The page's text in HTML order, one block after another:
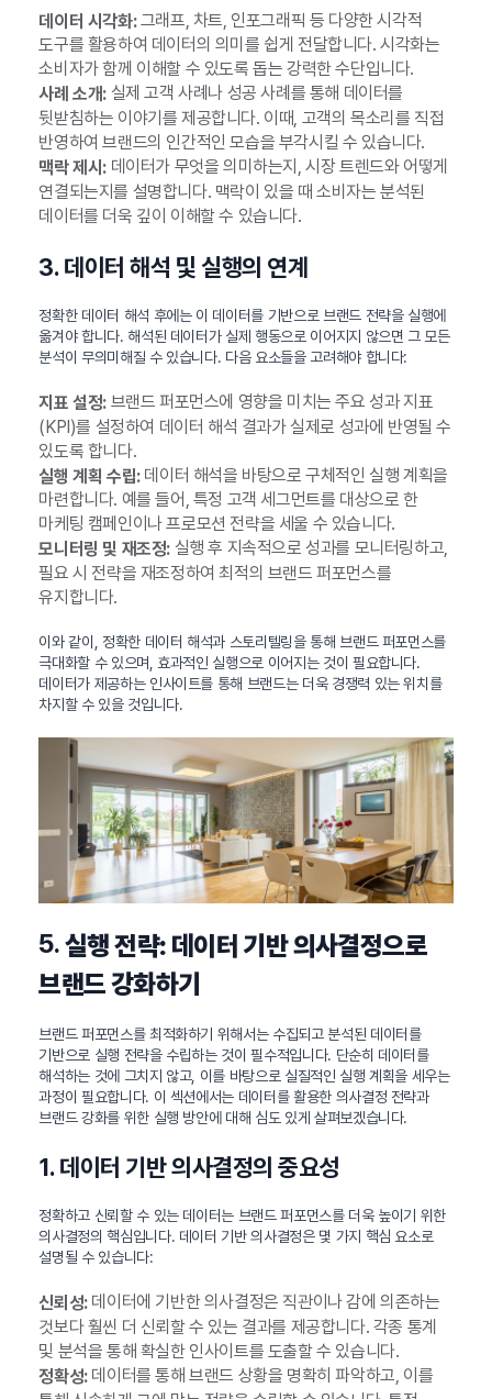
데이터 시각화:그래프, 차트, 인포그래픽 등 다양한 시각적
도구를 활용하여 데이터의 의미를 쉽게 전달합니다. 시각화는
소비자가 함께 이해할 수 있도록 돕는 강력한 수단입니다.
사례 소개:실제 고객 사례나 성공 사례를 통해 데이터를
뒷받침하는 이야기를 제공합니다. 이때, 고객의 목소리를 직접
반영하여 브랜드의 인간적인 모습을 부각시킬 수 있습니다.
맥락 제시:데이터가 무엇을 의미하는지, 시장 트렌드와 어떻게
연결되는지를 설명합니다. 맥락이 있을 때 소비자는 분석된
데이터를 더욱 깊이 이해할 수 있습니다.
3. 데이터 해석 및 실행의 연계
정확한 데이터 해석 후에는 이 데이터를 기반으로 브랜드 전략을 실행에
옮겨야 합니다. 해석된 데이터가 실제 행동으로 이어지지 않으면 그 모든
분석이 무의미해질 수 있습니다. 다음 요소들을 고려해야 합니다:
지표 설정:브랜드 퍼포먼스에 영향을 미치는 주요 성과 지표
(KPI)를 설정하여 데이터 해석 결과가 실제로 성과에 반영될 수
있도록 합니다.
실행 계획 수립:데이터 해석을 바탕으로 구체적인 실행 계획을
마련합니다. 예를 들어, 특정 고객 세그먼트를 대상으로 한
마케팅 캠페인이나 프로모션 전략을 세울 수 있습니다.
모니터링 및 재조정:실행 후 지속적으로 성과를 모니터링하고,
필요 시 전략을 재조정하여 최적의 브랜드 퍼포먼스를
유지합니다.
이와 같이, 정확한 데이터 해석과 스토리텔링을 통해 브랜드 퍼포먼스를
극대화할 수 있으며, 효과적인 실행으로 이어지는 것이 필요합니다.
데이터가 제공하는 인사이트를 통해 브랜드는 더욱 경쟁력 있는 위치를
차지할 수 있을 것입니다.
5.실행 전략: 데이터 기반 의사결정으로
브랜드 강화하기
브랜드 퍼포먼스를 최적화하기 위해서는 수집되고 분석된 데이터를
기반으로 실행 전략을 수립하는 것이 필수적입니다. 단순히 데이터를
해석하는 것에 그치지 않고, 이를 바탕으로 실질적인 실행 계획을 세우는
과정이 필요합니다. 이 섹션에서는 데이터를 활용한 의사결정 전략과
브랜드 강화를 위한 실행 방안에 대해 심도 있게 살펴보겠습니다.
1. 데이터 기반 의사결정의 중요성
정확하고 신뢰할 수 있는 데이터는 브랜드 퍼포먼스를 더욱 높이기 위한
의사결정의 핵심입니다. 데이터 기반 의사결정은 몇 가지 핵심 요소로
설명될 수 있습니다:
신뢰성:데이터에 기반한 의사결정은 직관이나 감에 의존하는
것보다 훨씬 더 신뢰할 수 있는 결과를 제공합니다. 각종 통계
및 분석을 통해 확실한 인사이트를 도출할 수 있습니다.
정확성:데이터를 통해 브랜드 상황을 명확히 파악하고, 이를